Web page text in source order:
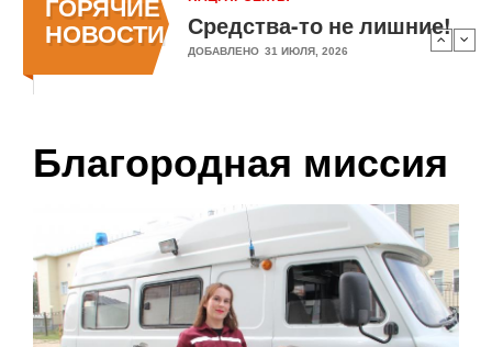
ГОРЯЧИЕ
НОВОСТИ
Средства-то не лишние!
ДОБАВЛЕНО 31 ИЮЛЯ, 2026
Благородная миссия